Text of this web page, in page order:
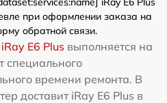
при оформлении заказа на
обратной связи.
E6 Plus выполняется на
специального
времени ремонта. В
доставит iRay E6 Plus в